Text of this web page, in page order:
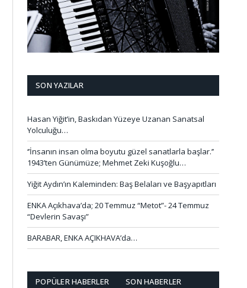
SON YAZILAR
Hasan Yiğit’in, Baskıdan Yüzeye Uzanan Sanatsal
Yolculuğu…
‘’İnsanın insan olma boyutu güzel sanatlarla başlar.’’
1943’ten Günümüze; Mehmet Zeki Kuşoğlu…
Yiğit Aydın’ın Kaleminden: Baş Belaları ve Başyapıtları
ENKA Açıkhava’da; 20 Temmuz “Metot”- 24 Temmuz
“Devlerin Savaşı”
BARABAR, ENKA AÇIKHAVA’da…
POPÜLER HABERLER SON HABERLER